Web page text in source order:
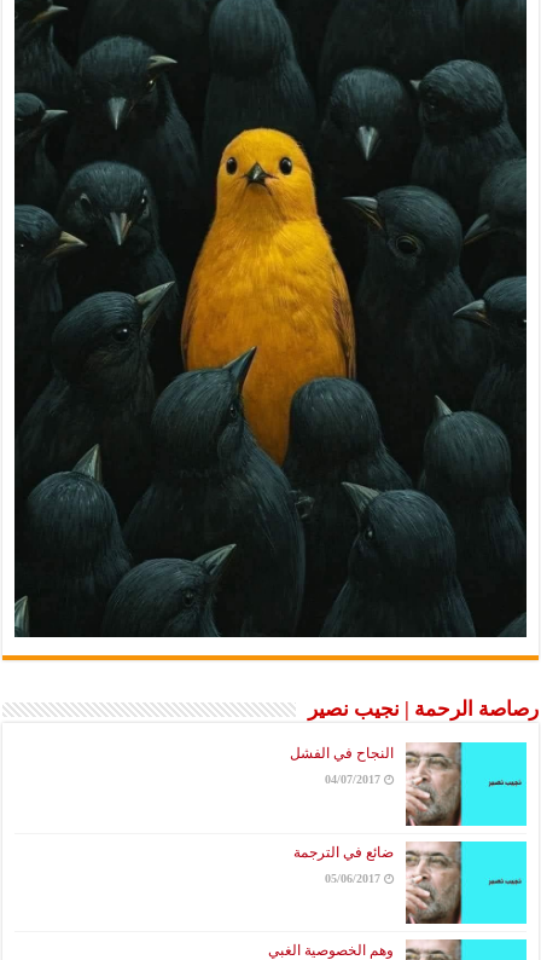
رصاصة الرحمة | نجيب نصير
النجاح في الفشل
04/07/2017
ضائع في الترجمة
05/06/2017
وهم الخصوصية الغبي